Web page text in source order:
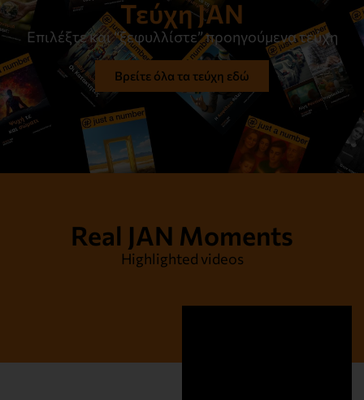
Τεύχη JAN
Επιλέξτε και “ξεφυλλίστε” προηγούμενα τεύχη
Βρείτε όλα τα τεύχη εδώ
Real JAN Moments
Highlighted videos